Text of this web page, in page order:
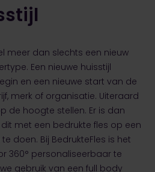
meer dan slechts een nieuw
Een nieuwe huisstijl
en een nieuwe start van de
merk of organisatie. Uiteraard
de hoogte stellen. Er is dan
met een bedrukte fles op een
doen. Bij BedrukteFles is het
360° personaliseerbaar te
gebruik van een full body